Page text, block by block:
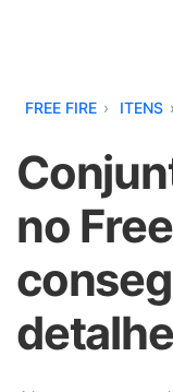
FREE FIRE ITENS
no